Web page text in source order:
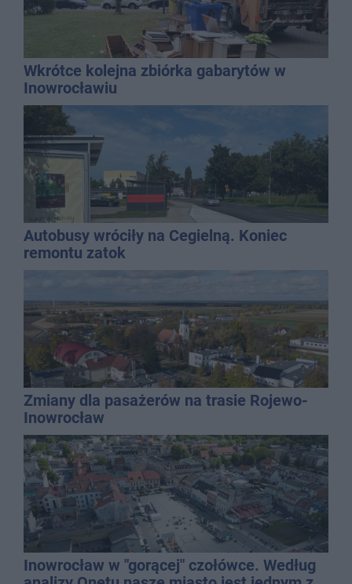
Wkrótce kolejna zbiórka gabarytów w
Inowrocławiu
Autobusy wróciły na Cegielną. Koniec
remontu zatok
Zmiany dla pasażerów na trasie Rojewo-
Inowrocław
Inowrocław w "gorącej" czołówce. Według